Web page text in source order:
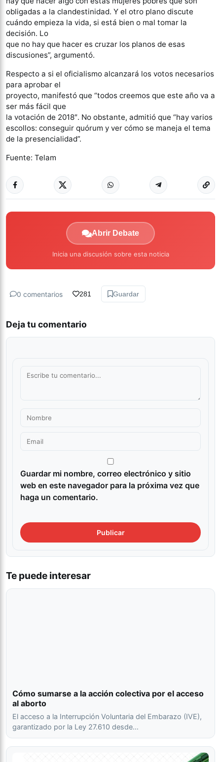
obligadas a la clandestinidad. Y el otro plano discute
cuándo empieza la vida, si está bien o mal tomar la
decisión. Lo
que no hay que hacer es cruzar los planos de esas
discusiones”, argumentó.
Respecto a si el oficialismo alcanzará los votos necesarios
para aprobar el
proyecto, manifestó que “todos creemos que este año va a
ser más fácil que
la votación de 2018″. No obstante, admitió que “hay varios
escollos: conseguir quórum y ver cómo se maneja el tema
de la presencialidad”.
Fuente: Telam
Abrir Debate
Inicia una discusión sobre esta noticia
0 comentarios 281 Guardar
Deja tu comentario
Guardar mi nombre, correo electrónico y sitio
web en este navegador para la próxima vez que
haga un comentario.
Te puede interesar
Cómo sumarse a la acción colectiva por el acceso
al aborto
El acceso a la Interrupción Voluntaria del Embarazo (IVE),
garantizado por la Ley 27.610 desde…